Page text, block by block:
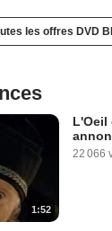
les offres DVD
1:52
L'Oeil
22 066